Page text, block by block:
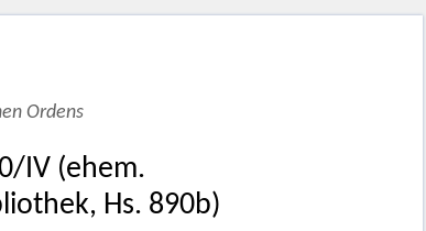
Ordens
IV (ehem.
Hs. 890b)